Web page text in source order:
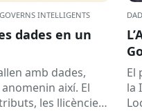
GOVERNS INTEL·LIGENTS
dades en un
amb dades,
així. El
les llicències,
El
la